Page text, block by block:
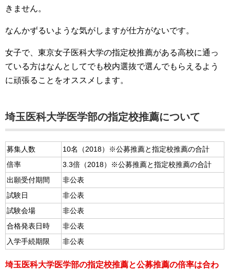
きません。
なんかずるいような気がしますが仕方がないです。
女子で、東京女子医科大学の指定校推薦がある高校に通っ
ている方はなんとしてでも校内選抜で選んでもらえるよう
に頑張ることをオススメします。
埼玉医科大学医学部の指定校推薦について
募集人数
10名（2018）※公募推薦と指定校推薦の合計
倍率
3.3倍（2018）※公募推薦と指定校推薦の合計
出願受付期間
非公表
試験日
非公表
試験会場
非公表
合格発表日時
非公表
入学手続期限
非公表
埼玉医科大学医学部の指定校推薦と公募推薦の倍率は合わ